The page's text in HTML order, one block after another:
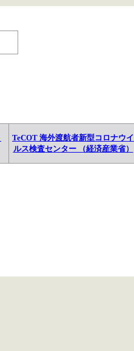
TeCOT 海外渡航者新型コロナウイ
ルス検査センター （経済産業省）